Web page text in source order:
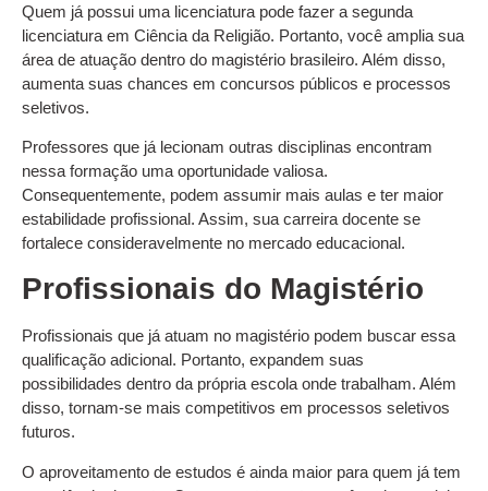
Quem já possui uma licenciatura pode fazer a segunda
licenciatura em Ciência da Religião. Portanto, você amplia sua
área de atuação dentro do magistério brasileiro. Além disso,
aumenta suas chances em concursos públicos e processos
seletivos.
Professores que já lecionam outras disciplinas encontram
nessa formação uma oportunidade valiosa.
Consequentemente, podem assumir mais aulas e ter maior
estabilidade profissional. Assim, sua carreira docente se
fortalece consideravelmente no mercado educacional.
Profissionais do Magistério
Profissionais que já atuam no magistério podem buscar essa
qualificação adicional. Portanto, expandem suas
possibilidades dentro da própria escola onde trabalham. Além
disso, tornam-se mais competitivos em processos seletivos
futuros.
O aproveitamento de estudos é ainda maior para quem já tem